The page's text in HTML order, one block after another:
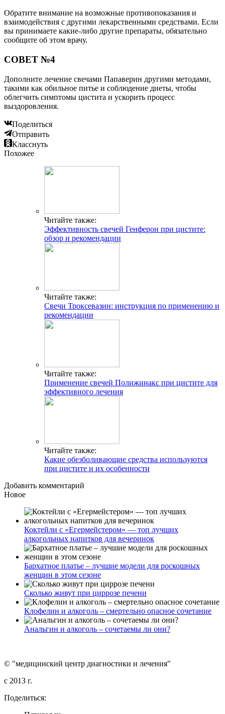
Обратите внимание на возможные противопоказания и
взаимодействия с другими лекарственными средствами. Если
вы принимаете какие-либо другие препараты, обязательно
сообщите об этом врачу.
СОВЕТ №4
Дополните лечение свечами Папаверин другими методами,
такими как обильное питье и соблюдение диеты, чтобы
облегчить симптомы цистита и ускорить процесс
выздоровления.
Поделиться
Отправить
Класснуть
Похожее
Читайте также:
Эффективность свечей Генферон при цистите:
обзор и рекомендации
Читайте также:
Свечи Троксевазин: инструкция по применению и
рекомендации
Читайте также:
Применение свечей Полижинакс при цистите для
эффективного лечения
Читайте также:
Какие обезболивающие средства используются
при цистите и их особенности
Добавить комментарий
Новое
Коктейли с «Егермейстером» — топ лучших
алкогольных напитков для вечеринок
Бархатное платье – лучшие модели для роскошных
женщин в этом сезоне
Сколько живут при циррозе печени
Клофелин и алкоголь – смертельно опасное сочетание
Анальгин и алкоголь – сочетаемы ли они?
© "медицинский центр диагностики и лечения"
c 2013 г.
Поделиться: